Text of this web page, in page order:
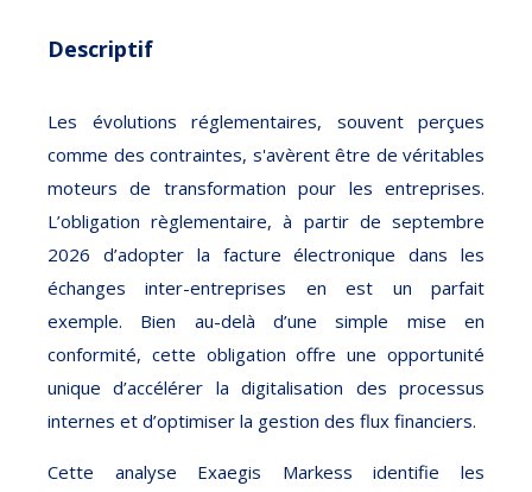
Descriptif
Les évolutions réglementaires, souvent perçues
comme des contraintes, s'avèrent être de véritables
moteurs de transformation pour les entreprises.
L’obligation règlementaire, à partir de septembre
2026 d’adopter la facture électronique dans les
échanges inter-entreprises en est un parfait
exemple. Bien au-delà d’une simple mise en
conformité, cette obligation offre une opportunité
unique d’accélérer la digitalisation des processus
internes et d’optimiser la gestion des flux financiers.
Cette analyse Exaegis Markess identifie les